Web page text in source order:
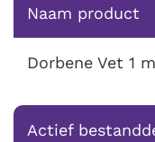
Naam product
Dorbene Vet 1
Actief